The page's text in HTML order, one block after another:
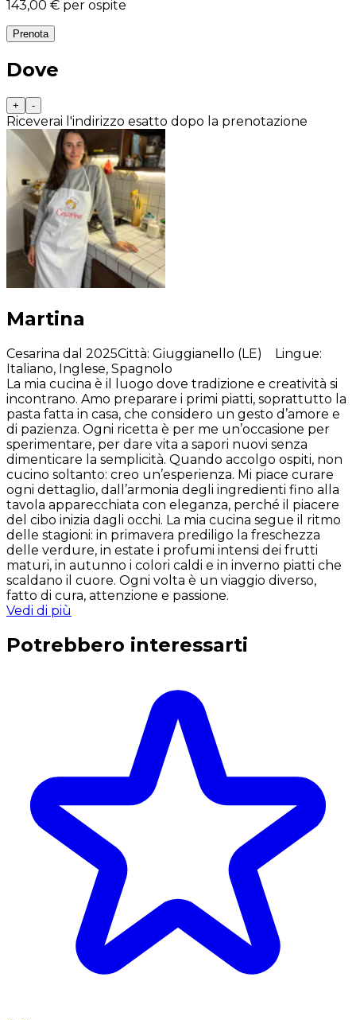
143,00 € per ospite
Prenota
Dove
+ -
Riceverai l'indirizzo esatto dopo la prenotazione
Martina
Cesarina dal 2025Città: Giuggianello (LE) Lingue:
Italiano, Inglese, Spagnolo
La mia cucina è il luogo dove tradizione e creatività si
incontrano. Amo preparare i primi piatti, soprattutto la
pasta fatta in casa, che considero un gesto d’amore e
di pazienza. Ogni ricetta è per me un’occasione per
sperimentare, per dare vita a sapori nuovi senza
dimenticare la semplicità. Quando accolgo ospiti, non
cucino soltanto: creo un’esperienza. Mi piace curare
ogni dettaglio, dall’armonia degli ingredienti fino alla
tavola apparecchiata con eleganza, perché il piacere
del cibo inizia dagli occhi. La mia cucina segue il ritmo
delle stagioni: in primavera prediligo la freschezza
delle verdure, in estate i profumi intensi dei frutti
maturi, in autunno i colori caldi e in inverno piatti che
scaldano il cuore. Ogni volta è un viaggio diverso,
fatto di cura, attenzione e passione.
Vedi di più
Potrebbero interessarti